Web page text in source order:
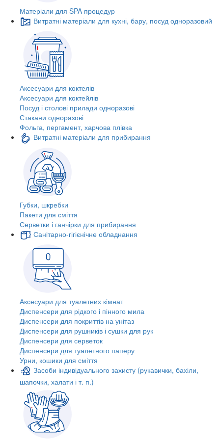
Матеріали для SPA процедур
Витратні матеріали для кухні, бару, посуд одноразовий
Аксесуари для коктелів
Аксесуари для коктейлів
Посуд і столові прилади одноразові
Стакани одноразові
Фольга, пергамент, харчова плівка
Витратні матеріали для прибирання
Губки, шкребки
Пакети для сміття
Серветки і ганчірки для прибирання
Санітарно-гігієнічне обладнання
Аксесуари для туалетних кімнат
Диспенсери для рідкого і пінного мила
Диспенсери для покриттів на унітаз
Диспенсери для рушників і сушки для рук
Диспенсери для серветок
Диспенсери для туалетного паперу
Урни, кошики для сміття
Засоби індивідуального захисту (рукавички, бахіли,
шапочки, халати і т. п.)